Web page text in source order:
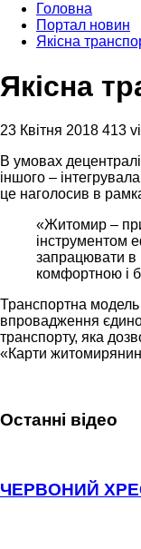
Головна
Портал новин
Якісна
Якісна
23 Квітня 2018 413
В умовах
іншого –
це наголосив в
«Житомир –
інструментом
запрацювати в
комфортною і
Транспортна модель
впровадження
транспорту, яка
«Карти
Останні відео
ЧЕРВОНИЙ